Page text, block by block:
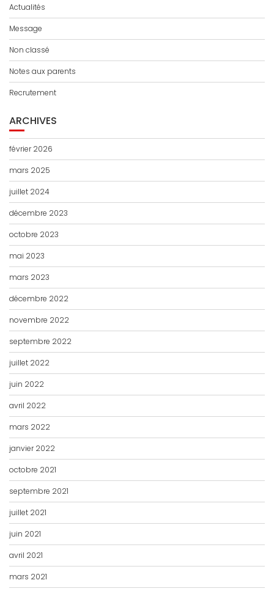
Actualités
Message
Non classé
Notes aux parents
Recrutement
ARCHIVES
février 2026
mars 2025
juillet 2024
décembre 2023
octobre 2023
mai 2023
mars 2023
décembre 2022
novembre 2022
septembre 2022
juillet 2022
juin 2022
avril 2022
mars 2022
janvier 2022
octobre 2021
septembre 2021
juillet 2021
juin 2021
avril 2021
mars 2021